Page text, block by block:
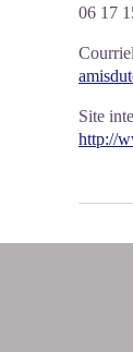
06 17
Courriel
Site
http://